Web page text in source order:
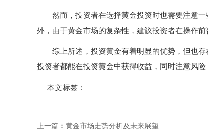
然而，投资者在选择黄金投资时也需要注意
外，由于黄金市场的复杂性，建议投资者在操作
综上所述，投资黄金有着明显的优势，但也
投资者都能在投资黄金中获得收益，同时注意风
本文标签：
上一篇： 黄金市场走势分析及未来展望